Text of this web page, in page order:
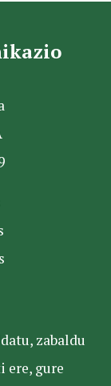
zabaldu
ere, gure